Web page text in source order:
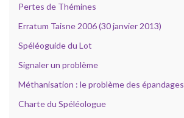
Pertes de Thémines
Erratum Taisne 2006 (30 janvier 2013)
Spéléoguide du Lot
Signaler un problème
Méthanisation : le problème des épandages
Charte du Spéléologue